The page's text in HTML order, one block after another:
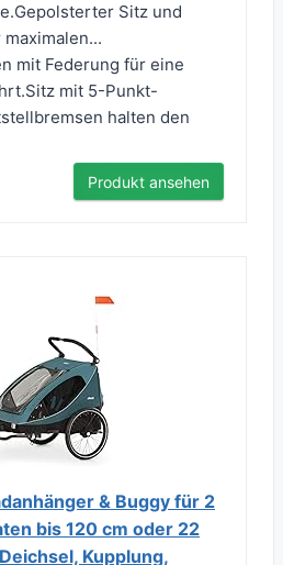
Sitz und
mit Federung für eine
mit 5-Punkt-
halten den
Produkt ansehen
& Buggy für 2
bis 120 cm oder 22
Kupplung,